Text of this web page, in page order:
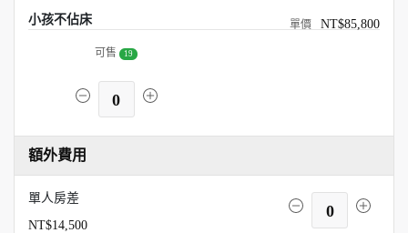
小孩不佔床 NT$85,800
可售 19
0
額外費用
單人房差
NT$14,500
0